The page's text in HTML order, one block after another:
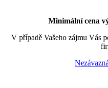
Minimální cena
V případě Vašeho zájmu Vás